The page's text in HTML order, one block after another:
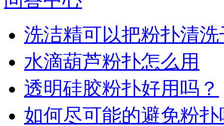
洗洁精可以把粉扑清
水滴葫芦粉扑怎么用
透明硅胶粉扑好用吗？
如何尽可能的避免粉扑